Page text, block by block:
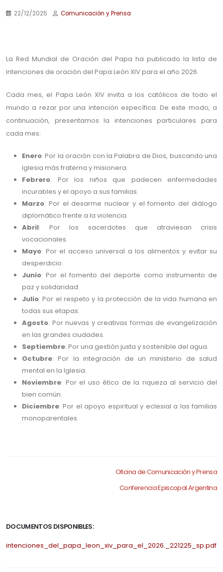
22/12/2025 Comunicación y Prensa
La Red Mundial de Oración del Papa ha publicado la lista de
intenciones de oración del Papa León XIV para el año 2026.
Cada mes, el Papa León XIV invita a los católicos de todo el
mundo a rezar por una intención específica. De este modo, a
continuación, presentamos la intenciones particulares para
cada mes:
Enero: Por la oración con la Palabra de Dios, buscando una
Iglesia más fraterna y misionera.
Febrero: Por los niños que padecen enfermedades
incurables y el apoyo a sus familias.
Marzo: Por el desarme nuclear y el fomento del diálogo
diplomático frente a la violencia.
Abril: Por los sacerdotes que atraviesan crisis
vocacionales.
Mayo: Por el acceso universal a los alimentos y evitar su
desperdicio.
Junio: Por el fomento del deporte como instrumento de
paz y solidaridad.
Julio: Por el respeto y la protección de la vida humana en
todas sus etapas.
Agosto: Por nuevas y creativas formas de evangelización
en las grandes ciudades.
Septiembre: Por una gestión justa y sostenible del agua.
Octubre: Por la integración de un ministerio de salud
mental en la Iglesia.
Noviembre: Por el uso ético de la riqueza al servicio del
bien común.
Diciembre: Por el apoyo espiritual y eclesial a las familias
monoparentales.
Oficina de Comunicación y Prensa
Conferencia Episcopal Argentina
DOCUMENTOS DISPONIBLES:
intenciones_del_papa_leon_xiv_para_el_2026._221225_sp.pdf